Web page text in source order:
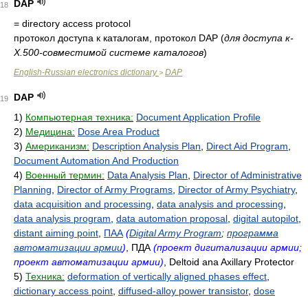
18
DAP
= directory access protocol
протокол доступа к каталогам, протокол DAP (для доступа к-
X.500-совместимой системе каталогов)
English-Russian electronics dictionary> DAP
19
DAP
1) Компьютерная техника: Document Application Profile
2) Медицина: Dose Area Product
3) Американизм: Description Analysis Plan Direct Aid Program
Document Automation And Production
4) Военный термин: Data Analysis Plan
Director of Administrative
Planning
Director of Army Programs Director of Army Psychiatry,
data acquisition and processing data analysis and processing
data analysis program data automation proposal digital autopilot
distant aiming point ПАА (Digital Army Program; программа
автоматизации армии) , ПДА (проект дигитализации армии;
проект автоматизации армии) , Deltoid ana Axillary Protector
5) Техника: deformation of vertically aligned phases effect
dictionary access point diffused-alloy power transistor, dose